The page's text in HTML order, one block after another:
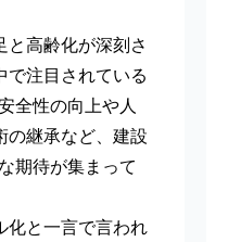
高齢化が深刻さ
で注目されている
全性の向上や人
の継承など、建設
期待が集まって
化と一言で言われ